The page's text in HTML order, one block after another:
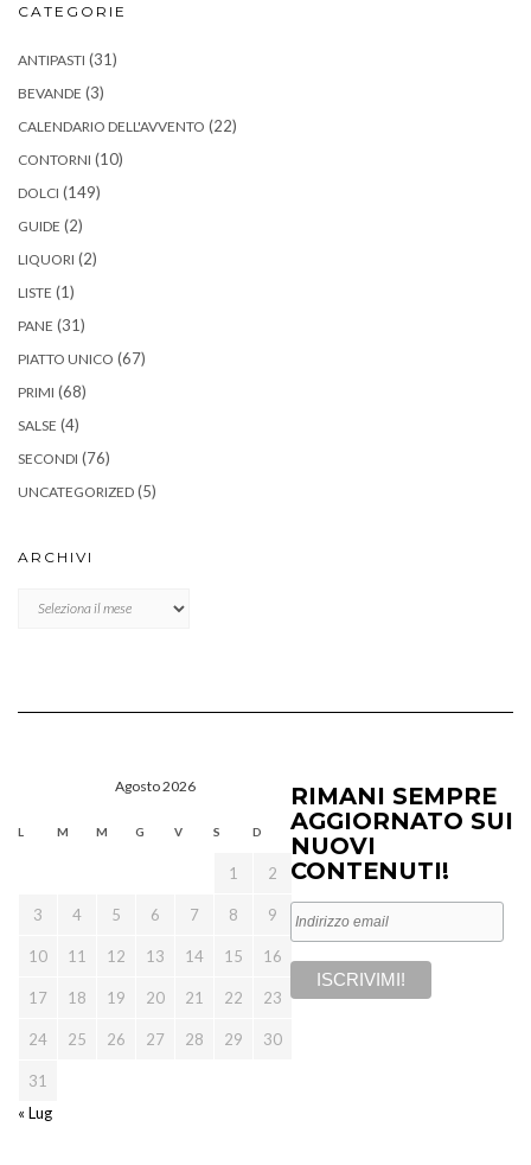
CATEGORIE
ANTIPASTI (31)
BEVANDE (3)
CALENDARIO DELL'AVVENTO (22)
CONTORNI (10)
DOLCI (149)
GUIDE (2)
LIQUORI (2)
LISTE (1)
PANE (31)
PIATTO UNICO (67)
PRIMI (68)
SALSE (4)
SECONDI (76)
UNCATEGORIZED (5)
ARCHIVI
Agosto 2026
L M M G V S D
1 2
3 4 5 6 7 8 9
10 11 12 13 14 15 16
17 18 19 20 21 22 23
24 25 26 27 28 29 30
31
« Lug
RIMANI SEMPRE
AGGIORNATO SUI
NUOVI
CONTENUTI!